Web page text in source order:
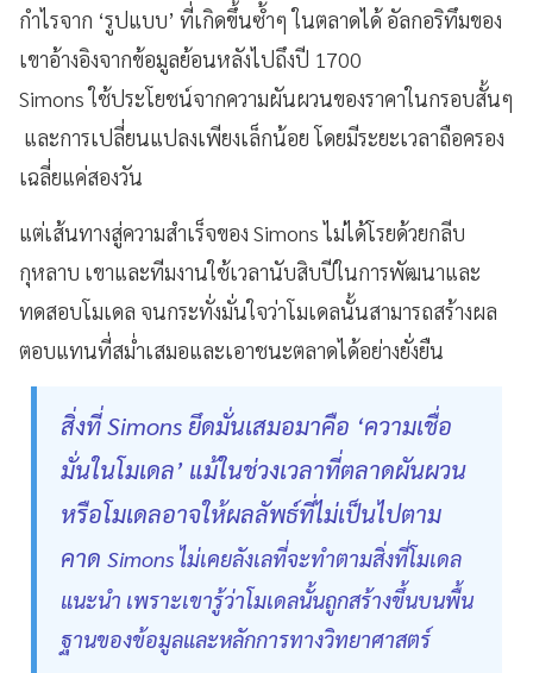
กำไรจาก ‘รูปแบบ’ ที่เกิดขึ้นซ้ำๆ ในตลาดได้ อัลกอริทึมของ
เขาอ้างอิงจากข้อมูลย้อนหลังไปถึงปี 1700
Simons ใช้ประโยชน์จากความผันผวนของราคาในกรอบสั้นๆ
และการเปลี่ยนแปลงเพียงเล็กน้อย โดยมีระยะเวลาถือครอง
เฉลี่ยแค่สองวัน
แต่เส้นทางสู่ความสำเร็จของ Simons ไม่ได้โรยด้วยกลีบ
กุหลาบ เขาและทีมงานใช้เวลานับสิบปีในการพัฒนาและ
ทดสอบโมเดล จนกระทั่งมั่นใจว่าโมเดลนั้นสามารถสร้างผล
ตอบแทนที่สม่ำเสมอและเอาชนะตลาดได้อย่างยั่งยืน
สิ่งที่ Simons ยึดมั่นเสมอมาคือ ‘ความเชื่อ
มั่นในโมเดล’ แม้ในช่วงเวลาที่ตลาดผันผวน
หรือโมเดลอาจให้ผลลัพธ์ที่ไม่เป็นไปตาม
คาด Simons ไม่เคยลังเลที่จะทำตามสิ่งที่โมเดล
แนะนำ เพราะเขารู้ว่าโมเดลนั้นถูกสร้างขึ้นบนพื้น
ฐานของข้อมูลและหลักการทางวิทยาศาสตร์